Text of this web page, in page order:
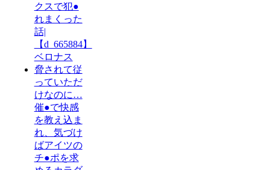
クスで犯●
れまくった
話|
【d_665884】
ベロナス
脅されて従
っていただ
けなのに…
催●で快感
を教え込ま
れ、気づけ
ばアイツの
チ●ポを求